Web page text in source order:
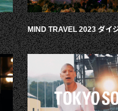
MIND TRAVEL 2023 ダイ